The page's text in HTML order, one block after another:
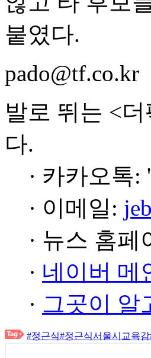
붙였다.
pado@tf.co.kr
발로 뛰는 <
다.
· 카카오톡
· 이메일:
· 뉴스 홈페
· 네이버
· 그곳이
#정근식#정근식서울시교육감